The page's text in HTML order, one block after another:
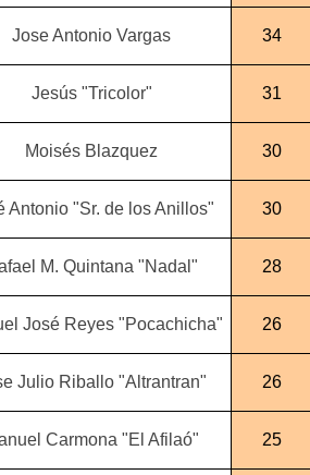
Jose Antonio Vargas 34
Jesús "Tricolor" 31
Moisés Blazquez 30
Antonio "Sr. de los Anillos" 30
M. Quintana "Nadal" 28
José Reyes "Pocachicha" 26
Julio Riballo "Altrantran" 26
Carmona "El Afilaó" 25